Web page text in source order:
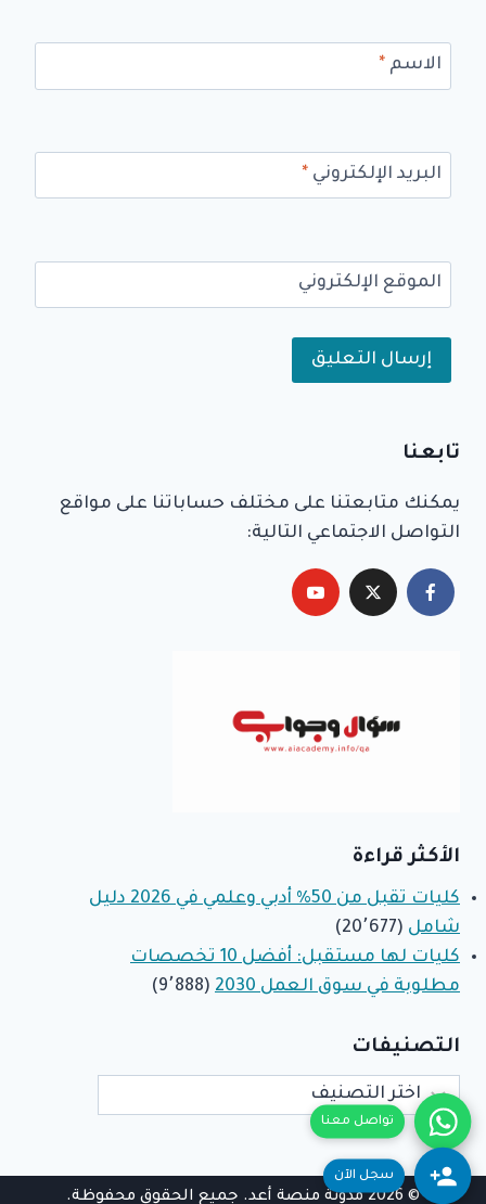
الاسم *
البريد الإلكتروني *
الموقع الإلكتروني
تابعنا
يمكنك متابعتنا على مختلف حساباتنا على مواقع
التواصل الاجتماعي التالية:
الأكثر قراءة
كليات تقبل من 50% أدبي وعلمي في 2026 دليل
شامل (20٬677)
كليات لها مستقبل: أفضل 10 تخصصات
مطلوبة في سوق العمل 2030
(9٬888)
التصنيفات
التصنيفات
© 2026 مدونة منصة أعد. جميع الحقوق محفوظة.
تواصل معنا
سجل الآن